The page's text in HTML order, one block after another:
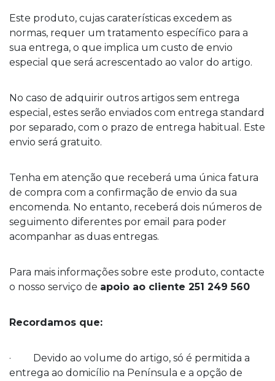
Este produto, cujas caraterísticas excedem as
normas, requer um tratamento específico para a
sua entrega, o que implica um custo de envio
especial que será acrescentado ao valor do artigo.
No caso de adquirir outros artigos sem entrega
especial, estes serão enviados com entrega standard
por separado, com o prazo de entrega habitual. Este
envio será gratuito.
Tenha em atenção que receberá uma única fatura
de compra com a confirmação de envio da sua
encomenda. No entanto, receberá dois números de
seguimento diferentes por email para poder
acompanhar as duas entregas.
Para mais informações sobre este produto, contacte
o nosso serviço de apoio ao cliente 251 249 560
Recordamos que:
· Devido ao volume do artigo, só é permitida a
entrega ao domicílio na Península e a opção de